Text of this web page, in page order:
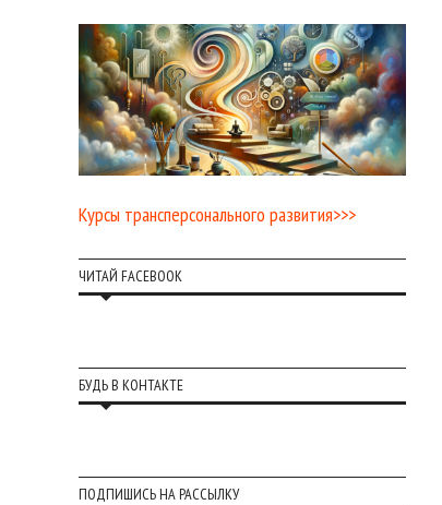
Курсы трансперсонального развития>>>
ЧИТАЙ FACEBOOK
БУДЬ В КОНТАКТЕ
ПОДПИШИСЬ НА РАССЫЛКУ